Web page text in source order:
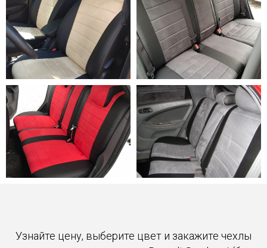
Узнайте цену, выберите цвет и закажите чехлы